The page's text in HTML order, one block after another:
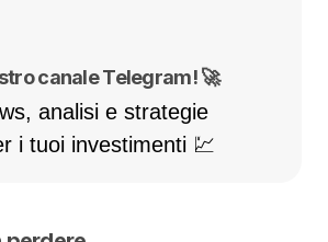
canale Telegram! 🚀
analisi e strategie
i tuoi investimenti 💹